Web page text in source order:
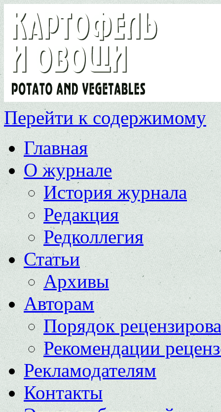
Перейти к содержимому
Главная
О журнале
История журнала
Редакция
Редколлегия
Статьи
Архивы
Авторам
Порядок
Рекомендации
Рекламодателям
Контакты